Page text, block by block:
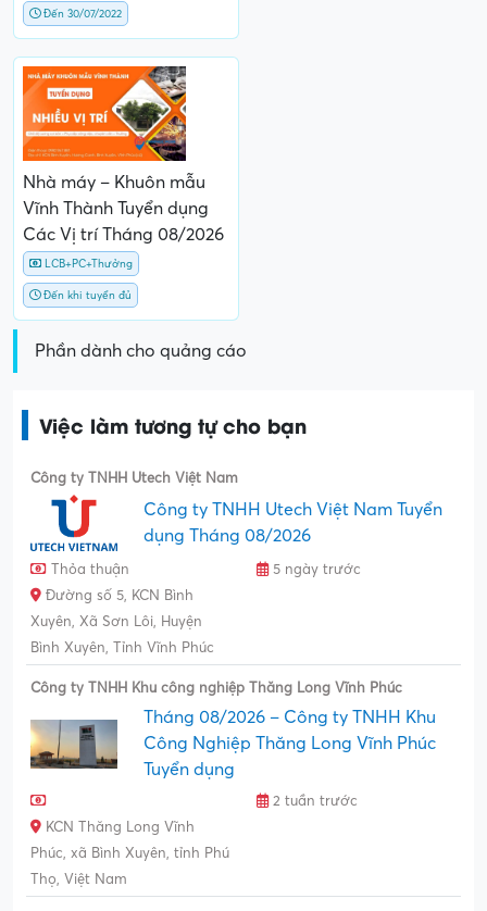
Đến 30/07/2022
Nhà máy – Khuôn mẫu
Vĩnh Thành Tuyển dụng
Các Vị trí Tháng 08/2026
LCB+PC+Thưởng
Đến khi tuyển đủ
Phần dành cho quảng cáo
Việc làm tương tự cho bạn
Công ty TNHH Utech Việt Nam
Công ty TNHH Utech Việt Nam Tuyển
dụng Tháng 08/2026
Thỏa thuận
5 ngày trước
Đường số 5, KCN Bình
Xuyên, Xã Sơn Lôi, Huyện
Bình Xuyên, Tỉnh Vĩnh Phúc
Công ty TNHH Khu công nghiệp Thăng Long Vĩnh Phúc
Tháng 08/2026 – Công ty TNHH Khu
Công Nghiệp Thăng Long Vĩnh Phúc
Tuyển dụng
2 tuần trước
KCN Thăng Long Vĩnh
Phúc, xã Bình Xuyên, tỉnh Phú
Thọ, Việt Nam